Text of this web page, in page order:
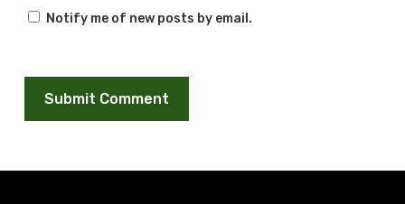
Notify me of new posts by email.